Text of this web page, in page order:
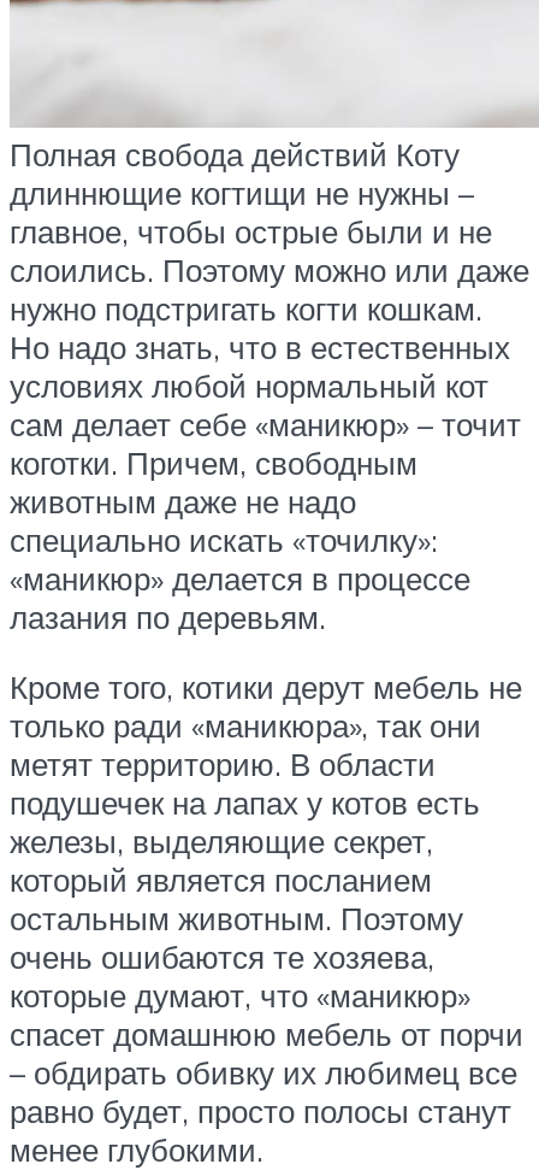
Полная свобода действий Коту
длиннющие когтищи не нужны –
главное, чтобы острые были и не
слоились. Поэтому можно или даже
нужно подстригать когти кошкам.
Но надо знать, что в естественных
условиях любой нормальный кот
сам делает себе «маникюр» – точит
коготки. Причем, свободным
животным даже не надо
специально искать «точилку»:
«маникюр» делается в процессе
лазания по деревьям.
Кроме того, котики дерут мебель не
только ради «маникюра», так они
метят территорию. В области
подушечек на лапах у котов есть
железы, выделяющие секрет,
который является посланием
остальным животным. Поэтому
очень ошибаются те хозяева,
которые думают, что «маникюр»
спасет домашнюю мебель от порчи
– обдирать обивку их любимец все
равно будет, просто полосы станут
менее глубокими.